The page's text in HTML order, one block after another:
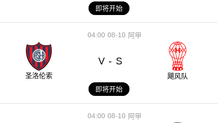
即将开始
08-10
04:00 阿甲
圣洛伦索
V - S
飓风队
即将开始
08-10
04:00 阿甲